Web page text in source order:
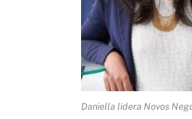
Daniella lidera Novos